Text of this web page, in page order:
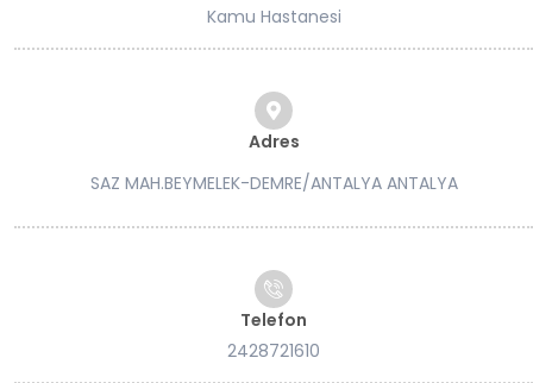
Kamu Hastanesi
Adres
SAZ MAH.BEYMELEK-DEMRE/ANTALYA ANTALYA
Telefon
2428721610